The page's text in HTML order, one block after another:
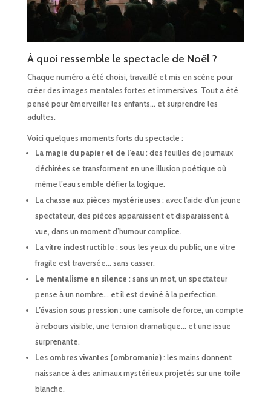
À quoi ressemble le spectacle de Noël ?
Chaque numéro a été choisi, travaillé et mis en scène pour
créer des images mentales fortes et immersives. Tout a été
pensé pour émerveiller les enfants… et surprendre les
adultes.
Voici quelques moments forts du spectacle :
La magie du papier et de l’eau: des feuilles de journaux
déchirées se transforment en une illusion poétique où
même l’eau semble défier la logique.
La chasse aux pièces mystérieuses: avec l’aide d’un jeune
spectateur, des pièces apparaissent et disparaissent à
vue, dans un moment d’humour complice.
La vitre indestructible : sous les yeux du public, une vitre
fragile est traversée… sans casser.
Le mentalisme en silence : sans un mot, un spectateur
pense à un nombre… et il est deviné à la perfection.
L’évasion sous pression: une camisole de force, un compte
à rebours visible, une tension dramatique… et une issue
surprenante.
Les ombres vivantes (ombromanie): les mains donnent
naissance à des animaux mystérieux projetés sur une toile
blanche.